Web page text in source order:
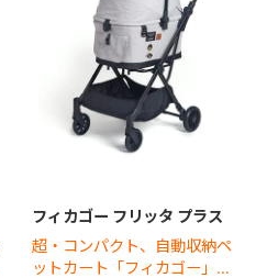
フィカゴー フリッタ プラス
超・コンパクト、自動収納ペ
ットカート「フィカゴー」に